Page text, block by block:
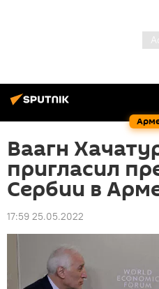
Ваагн
пригласил
Сербии в
17:59 25.05.2022